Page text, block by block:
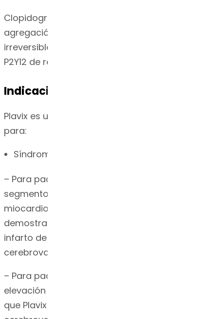
Clopidogrel es un inhibidor de la activación y
agregación plaquetaria mediante la unión
irreversible de su metabolito activo a la clase
P2Y12 de receptores de ADP en las plaquetas.
Indicación
Plavix es un inhibidor plaquetario P2Y12 indicado
para:
Síndrome coronario agudo
– Para pacientes con SCA sin elevación del
segmento ST (angina inestable [AI]/infarto de
miocardio sin elevación del ST [IMSEST]), se ha
demostrado que Plavix reduce la tasa de
infarto de miocardio (IM) y accidente
cerebrovascular.
– Para pacientes con infarto de miocardio con
elevación del ST (IMCEST), se ha demostrado
que Plavix reduce la tasa de IM y accidente